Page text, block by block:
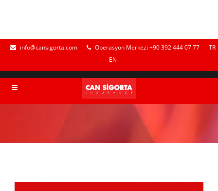
info@cansigorta.com Operasyon Merkezi +90 392 444 07 77
TR
EN